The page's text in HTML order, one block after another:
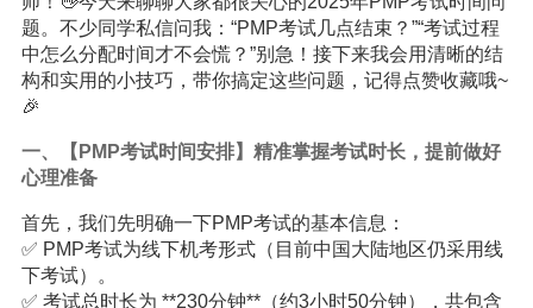
题。不少同学私信问我：“PMP考试几点结束？”“考试过程
中怎么分配时间才不会慌？”别急！接下来我会用清晰的结
构和实用的小技巧，带你搞定这些问题，记得点赞收藏哦~
🎉
一、【PMP考试时间安排】精准掌握考试时长，提前做好
心理准备
首先，我们先明确一下PMP考试的基本信息：
✅ PMP考试为线下机考形式（目前中国大陆地区仍采用线
下考试）。
✅ 考试总时长为 **230分钟**（约3小时50分钟），共包含